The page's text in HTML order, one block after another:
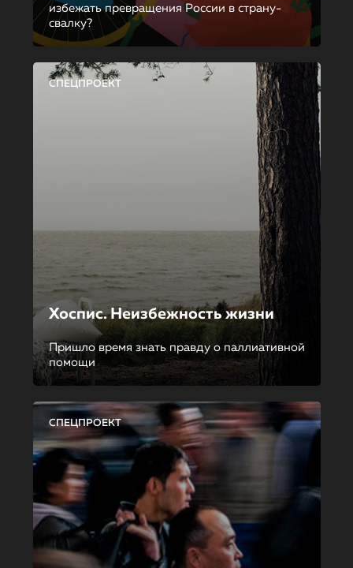
избежать превращения России в страну-
свалку?
СПЕЦПРОЕКТ
Хоспис. Неизбежность жизни
Пришло время знать правду о паллиативной
помощи
СПЕЦПРОЕКТ